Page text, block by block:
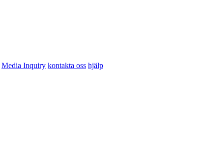
Media Inquiry kontakta oss hjälp